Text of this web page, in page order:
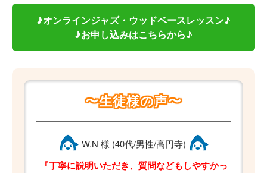
♪オンラインジャズ・ウッドベースレッスン♪
♪お申し込みはこちらから♪
〜生徒様の声〜
W.N 様 (40代/男性/高円寺)
『丁寧に説明いただき、質問などもしやすかっ